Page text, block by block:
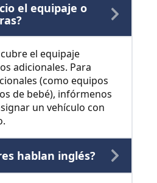
el equipaje o
el equipaje
adicionales. Para
(como equipos
de bebé), infórmenos
un vehículo con
hablan inglés?